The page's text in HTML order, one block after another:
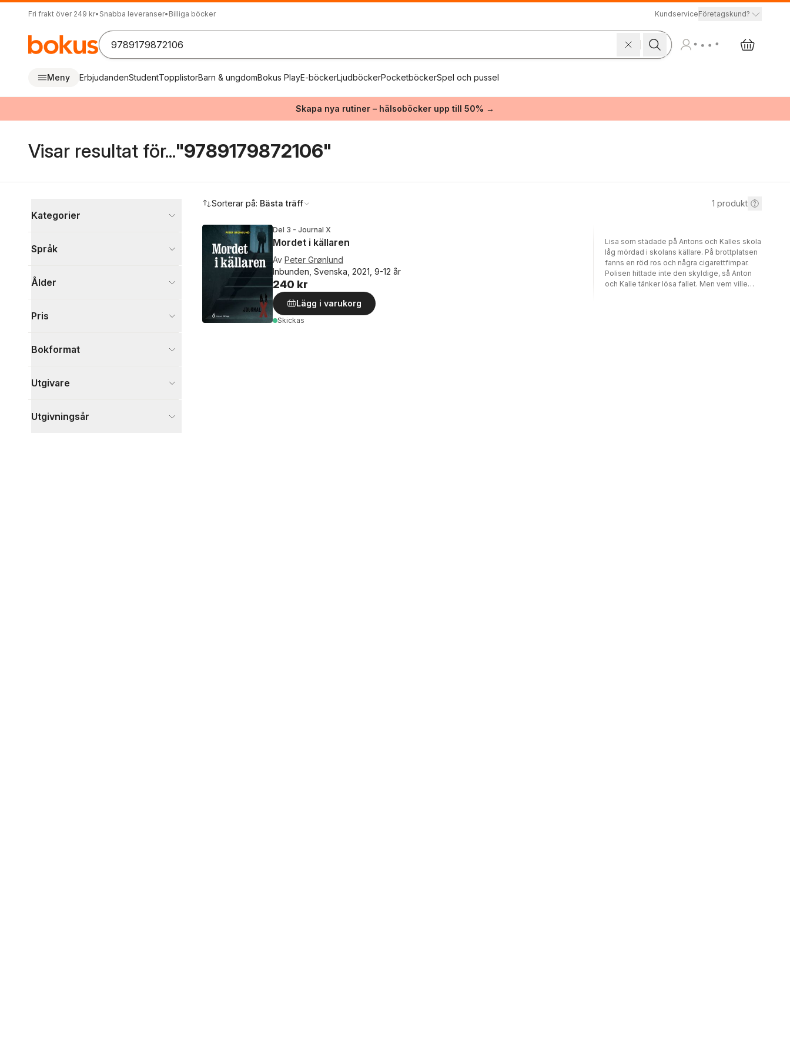
Fri frakt över 249 kr• Snabba leveranser• Billiga böcker KundserviceFöretagskund?
Meny ErbjudandenStudentTopplistorBarn & ungdomBokus PlayE-böckerLjudböckerPocketböckerSpel och pussel
Skapa nya rutiner – hälsoböcker upp till 50% →
Visar resultat för..."9789179872106"
Kategorier
Visa fler
Språk
Ålder
Pris
Bokformat
Utgivare
Utgivningsår
Sorterar på: Bästa träff 1 produkt
Del 3 - Journal X
Mordet i källaren
Av Peter Grønlund
Inbunden, Svenska, 2021, 9-12 år
240 kr
Lägg i varukorg
Skickas
Lisa som städade på Antons och Kalles skola
låg mördad i skolans källare. På brottplatsen
fanns en röd ros och några cigarettfimpar.
Polisen hittade inte den skyldige, så Anton
och Kalle tänker lösa fallet. Men vem ville